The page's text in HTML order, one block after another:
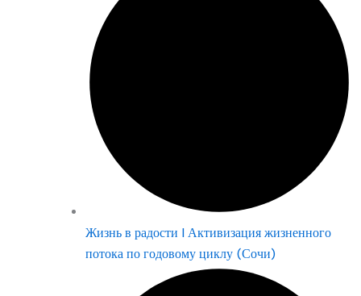
Жизнь в радости | Активизация жизненного
потока по годовому циклу (Сочи)